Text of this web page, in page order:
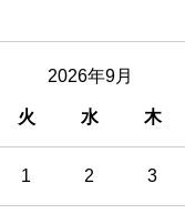
2026年9月
火 水 木
1 2 3